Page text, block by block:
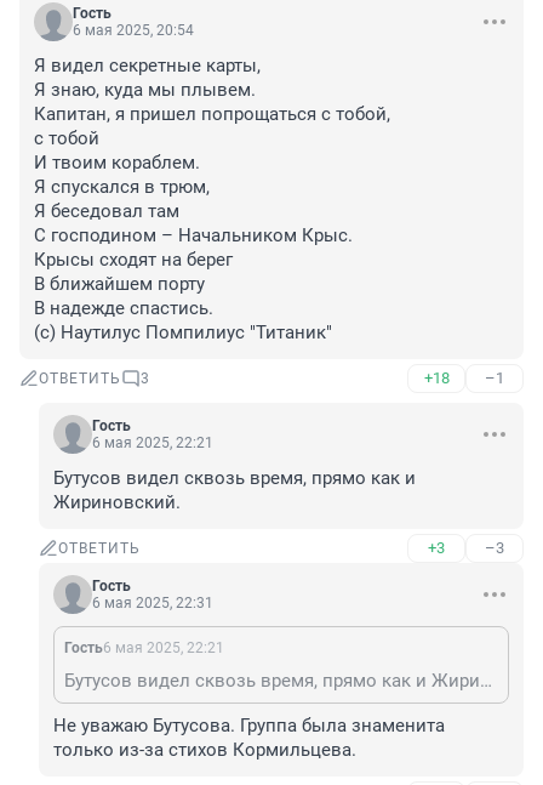
Гость
6 мая 2025, 20:54
Я видел секретные карты,
Я знаю, куда мы плывем.
Капитан, я пришел попрощаться с тобой,
с тобой
И твоим кораблем.
Я спускался в трюм,
Я беседовал там
С господином – Начальником Крыс.
Крысы сходят на берег
В ближайшем порту
В надежде спастись.
(с) Наутилус Помпилиус "Титаник"
ОТВЕТИТЬ 3 +18 –1
Гость
6 мая 2025, 22:21
Бутусов видел сквозь время, прямо как и
Жириновский.
ОТВЕТИТЬ +3 –3
Гость
6 мая 2025, 22:31
Гость6 мая 2025, 22:21
Бутусов видел сквозь время, прямо как и Жириновский.
Не уважаю Бутусова. Группа была знаменита
только из-за стихов Кормильцева.